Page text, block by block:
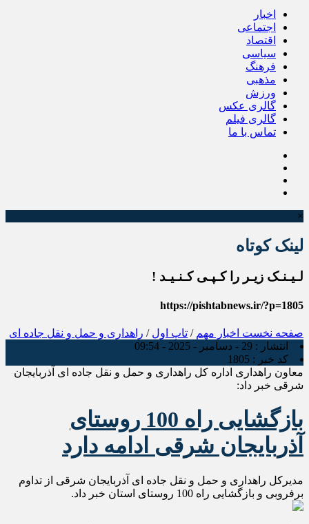
اخبار
اجتماعی
اقتصاد
سیاسی
فرهنگ
مذهبی
ورزش
گالری عکس
گالری فیلم
تماس با ما
×
لینک کوتاه
لـیـنـک زیـر را کـپـی کـنـیـد !
https://pishtabnews.ir/?p=1805
صفحه نخست اخبار مهم / تاپ اول / راهداری و حمل و نقل جاده ای
انتشار : 29 - دسامبر - 2025 - 09:54
کد خبر : 1805
معاون راهداری اداره کل راهداری و حمل و نقل جاده ای آذربایجان
شرقی خبر داد:
بازگشایی راه 100 روستای
آذربایجان شرقی ادامه دارد
مدیرکل راهداری و حمل و نقل جاده ای آذربایجان شرقی از تداوم
برفروبی و بازگشایی راه 100 روستای استان خبر داد.